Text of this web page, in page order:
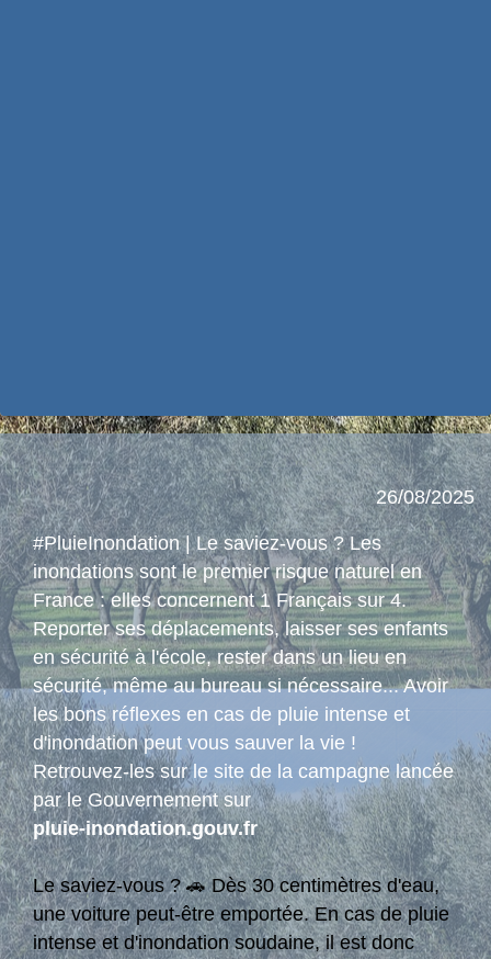
26/08/2025
#PluieInondation | Le saviez-vous ? Les
inondations sont le premier risque naturel en
France : elles concernent 1 Français sur 4.
Reporter ses déplacements, laisser ses enfants
en sécurité à l'école, rester dans un lieu en
sécurité, même au bureau si nécessaire... Avoir
les bons réflexes en cas de pluie intense et
d'inondation peut vous sauver la vie !
Retrouvez-les sur le site de la campagne lancée
par le Gouvernement sur
pluie-inondation.gouv.fr
Le saviez-vous ? 🚗 Dès 30 centimètres d'eau,
une voiture peut-être emportée. En cas de pluie
intense et d'inondation soudaine, il est donc